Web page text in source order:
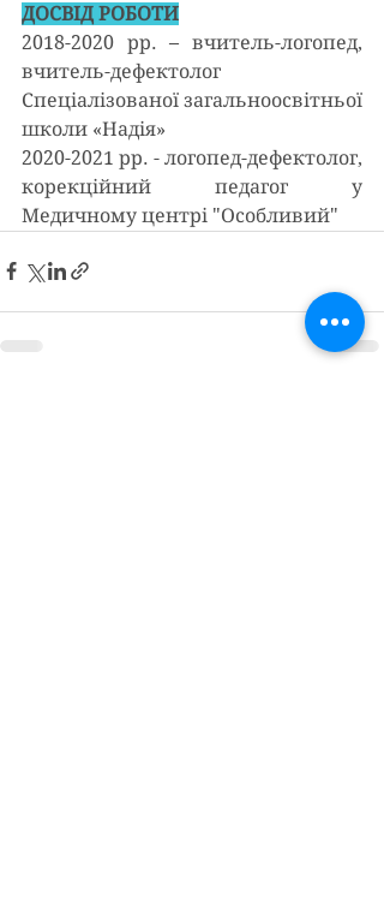
ДОСВІД РОБОТИ
2018-2020 рр. – вчитель-логопед,
вчитель-дефектолог
Спеціалізованої загальноосвітньої
школи «Надія»
2020-2021 рр. - логопед-дефектолог,
корекційний педагог у
Медичному центрі "Особливий"